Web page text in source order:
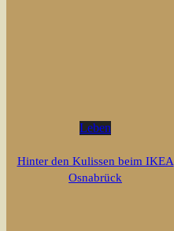
Leben
Hinter den Kulissen beim IKEA
Osnabrück